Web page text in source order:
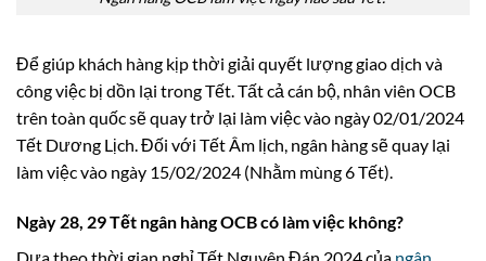
Để giúp khách hàng kịp thời giải quyết lượng giao dịch và
công việc bị dồn lại trong Tết. Tất cả cán bộ, nhân viên OCB
trên toàn quốc sẽ quay trở lại làm việc vào ngày 02/01/2024
Tết Dương Lịch. Đối với Tết Âm lịch, ngân hàng sẽ quay lại
làm việc vào ngày 15/02/2024 (Nhằm mùng 6 Tết).
Ngày 28, 29 Tết ngân hàng OCB có làm việc không?